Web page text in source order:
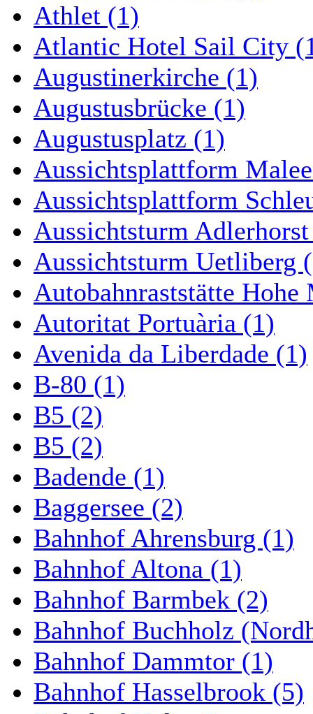
Athlet (1)
Atlantic Hotel Sail City
Augustinerkirche (1)
Augustusbrücke (1)
Augustusplatz (1)
Aussichtsplattform
Aussichtsplattform
Aussichtsturm
Aussichtsturm Uetliberg
Autobahnraststätte Hohe
Autoritat Portuària (1)
Avenida da Liberdade (1)
B-80 (1)
B5 (2)
B5 (2)
Badende (1)
Baggersee (2)
Bahnhof Ahrensburg (1)
Bahnhof Altona (1)
Bahnhof Barmbek (2)
Bahnhof Buchholz
Bahnhof Dammtor (1)
Bahnhof Hasselbrook (5)